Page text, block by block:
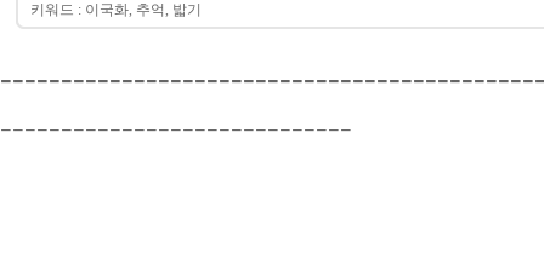
키워드 : 이국화, 추억, 밟기
-----------------------------